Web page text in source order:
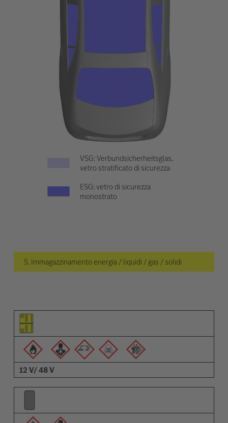
VSG: Verbundsicherheitsglas,
vetro stratificato di sicurezza
ESG: vetro di sicurezza
monostrato
5. Immagazzinamento energia / liquidi / gas / solidi
Pittogramma dell'elemento
Pittogrammi degli avvisi
Descrizione
12 V/ 48 V